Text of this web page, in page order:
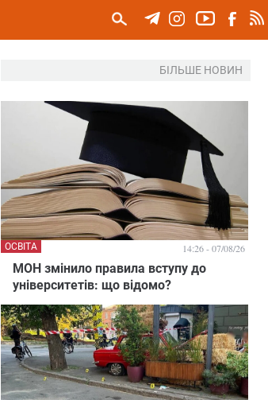
БІЛЬШЕ НОВИН
МОН змінило правила вступу до
університетів: що відомо?
ОСВІТА 14:26 - 07/08/26